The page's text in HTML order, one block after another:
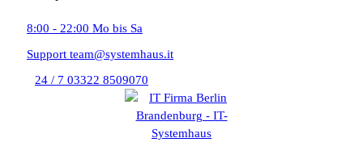
8:00 - 22:00 Mo bis Sa
Support team@systemhaus.it
24 / 7 03322 8509070